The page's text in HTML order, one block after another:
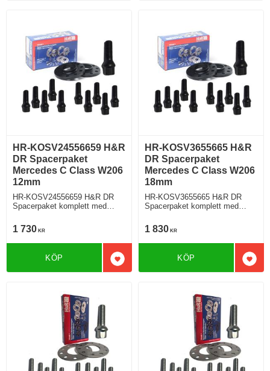
HR-KOSV24556659 H&R
DR Spacerpaket
Mercedes C Class W206
12mm
HR-KOSV24556659 H&R DR
Spacerpaket komplett med
Class W206 Tjocklek spacer
12mm
1 730 KR
Lägg till i favoriter
KÖP
HR-KOSV3655665 H&R
DR Spacerpaket
Mercedes C Class W206
18mm
HR-KOSV3655665 H&R DR
Spacerpaket komplett med
Class Typ W206 Tjocklek
spacer 18mm
1 830 KR
KÖP